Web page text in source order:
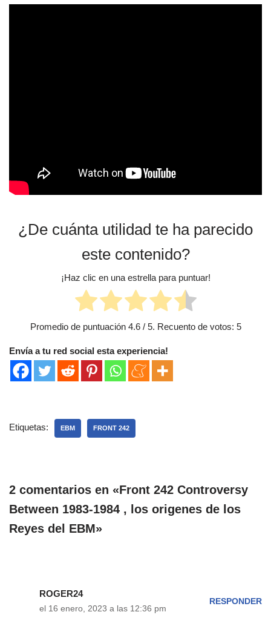
¿De cuánta utilidad te ha parecido
este contenido?
¡Haz clic en una estrella para puntuar!
Promedio de puntuación 4.6/ 5. Recuento de votos: 5
Envía a tu red social esta experiencia!
Etiquetas: EBM FRONT 242
2 comentarios en «Front 242 Controversy
Between 1983-1984 , los origenes de los
Reyes del EBM»
ROGER24
el 16 enero, 2023 a las 12:36 pm
RESPONDER